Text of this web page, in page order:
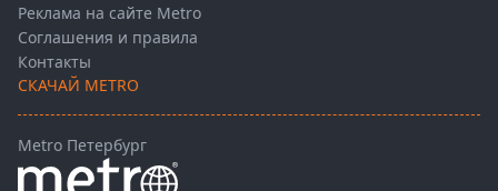
Реклама на сайте Metro
Соглашения и правила
Контакты
СКАЧАЙ METRO
Metro Петербург